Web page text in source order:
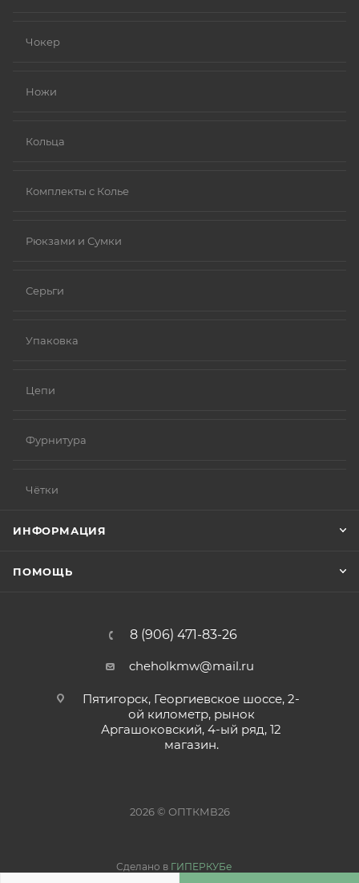
Чокер
Ножи
Кольца
Комплекты с Колье
Рюкзами и Сумки
Серьги
Упаковка
Цепи
Фурнитура
Чётки
ИНФОРМАЦИЯ
ПОМОЩЬ
8 (906) 471-83-26
cheholkmw@mail.ru
Пятигорск, Георгиевское шоссе, 2-
ой километр, рынок
Аргашоковский, 4-ый ряд, 12
магазин.
2026 © ОПТКМВ26
Сделано в ГИПЕРКУБе